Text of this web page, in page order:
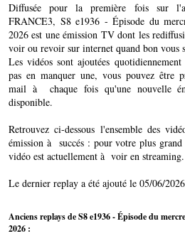
Diffusée pour la première fois sur
FRANCE3, S8 e1936 - Épisode du
2026 est une émission TV dont les
voir ou revoir sur internet quand bon vous
Les vidéos sont ajoutées
pas en manquer une, vous pouvez être
mail à chaque fois qu'une nouvelle
disponible.
Retrouvez ci-dessous l'ensemble des
émission à succés : pour votre plus grand
vidéo est actuellement à voir en streaming.
Le dernier replay a été ajouté le 05/06/
Anciens replays de S8 e1936 - Épisode du
2026 :